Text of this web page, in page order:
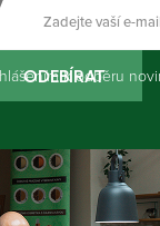
ODEBÍRAT
k odběru